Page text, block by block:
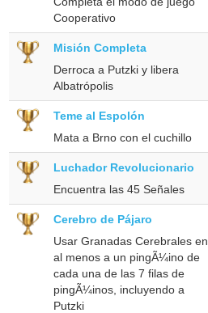
Cooperativo
Misión Completa
Derroca a Putzki y libera
Albatrópolis
Teme al Espolón
Mata a Brno con el cuchillo
Luchador Revolucionario
Encuentra las 45 Señales
Cerebro de Pájaro
Usar Granadas Cerebrales en
al menos a un pingÃ¼ino de
cada una de las 7 filas de
pingÃ¼inos, incluyendo a
Putzki